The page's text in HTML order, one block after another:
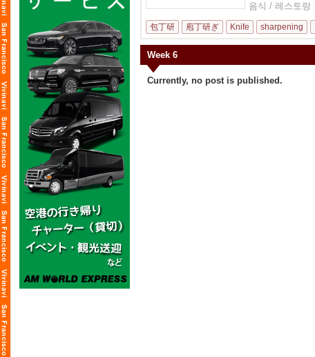
음식 / 레스토랑
包丁研 庖丁研ぎ Knife sharpening
Week 6
Currently, no post is published.